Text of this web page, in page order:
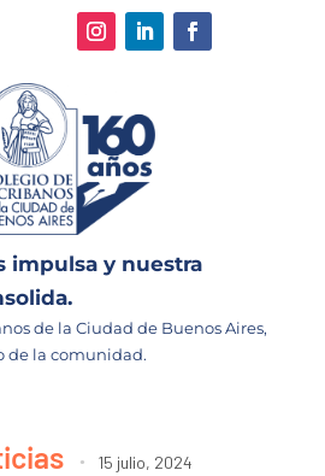
impulsa y nuestra
de la Ciudad de Buenos Aires,
de la comunidad.
15 julio, 2024